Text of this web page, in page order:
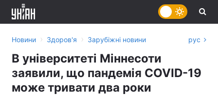
Новини › Здоров'я › Зарубіжні новини рус
В університеті Міннесоти
заявили, що пандемія COVID-19
може тривати два роки